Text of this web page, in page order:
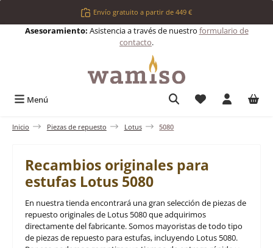
Saltar al contenido principalEnvío gratuito a partir de 449 €
Asesoramiento: Asistencia a través de nuestro formulario de
contacto.
Menú Tienes 0
Inicio Piezas de repuesto Lotus 5080
Recambios originales para
estufas Lotus 5080
En nuestra tienda encontrará una gran selección de piezas de
repuesto originales de Lotus 5080 que adquirimos
directamente del fabricante. Somos mayoristas de todo tipo
de piezas de repuesto para estufas, incluyendo Lotus 5080.